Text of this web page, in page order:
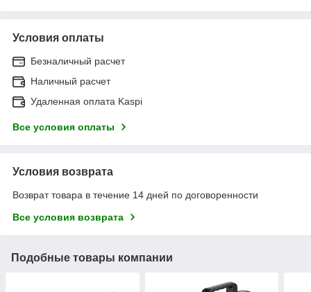
Условия оплаты
Безналичный расчет
Наличный расчет
Удаленная оплата Kaspi
Все условия оплаты
Условия возврата
Возврат товара в течение 14 дней по договоренности
Все условия возврата
Подобные товары компании